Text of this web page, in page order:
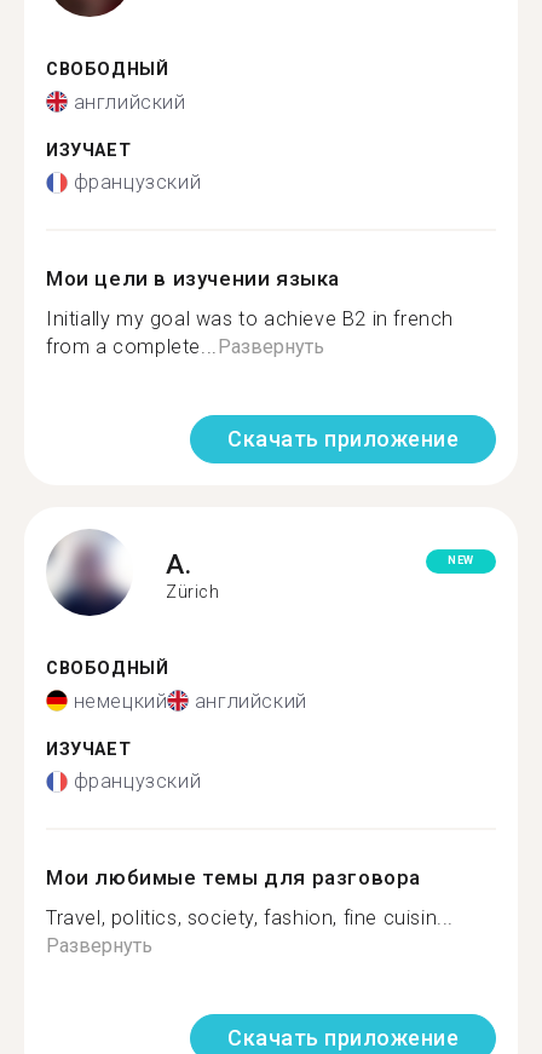
СВОБОДНЫЙ
английский
ИЗУЧАЕТ
французский
Мои цели в изучении языка
Initially my goal was to achieve B2 in french
from a complete...Развернуть
Скачать приложение
A.
Zürich
NEW
СВОБОДНЫЙ
немецкий английский
ИЗУЧАЕТ
французский
Мои любимые темы для разговора
Travel, politics, society, fashion, fine cuisin...
Развернуть
Скачать приложение